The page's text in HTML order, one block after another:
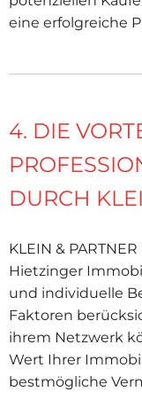
eine erfolgreiche
4. DIE
DURCH
KLEIN &
Hietzinger
und individuelle
Faktoren
ihrem Netzwerk
Wert Ihrer
bestmögliche